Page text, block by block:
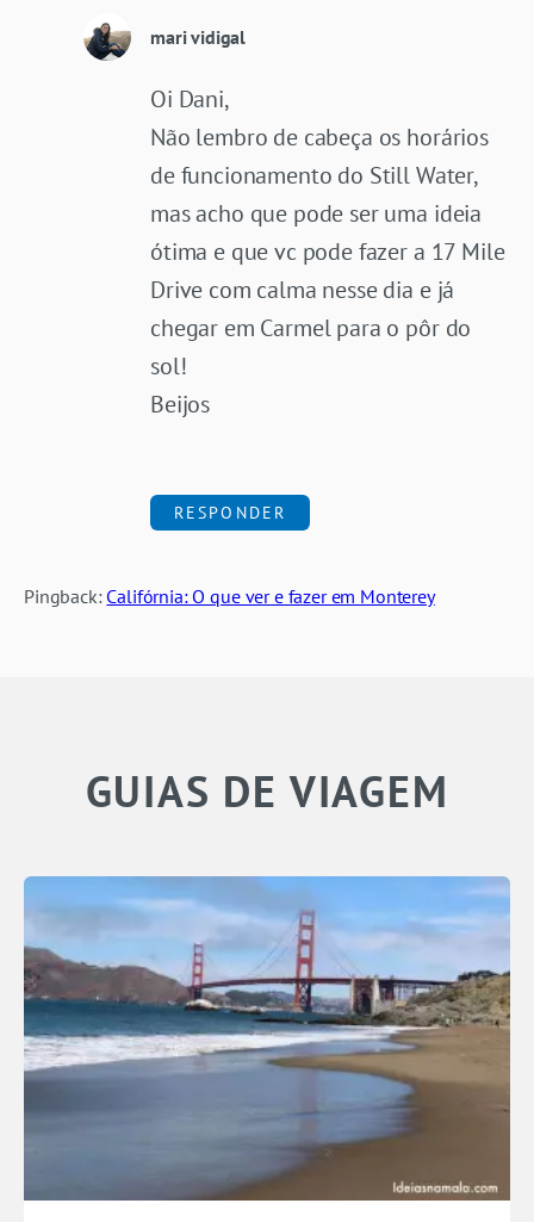
mari vidigal
Oi Dani,
Não lembro de cabeça os horários
de funcionamento do Still Water,
mas acho que pode ser uma ideia
ótima e que vc pode fazer a 17 Mile
Drive com calma nesse dia e já
chegar em Carmel para o pôr do
sol!
Beijos
RESPONDER
Pingback: Califórnia: O que ver e fazer em Monterey
GUIAS DE VIAGEM